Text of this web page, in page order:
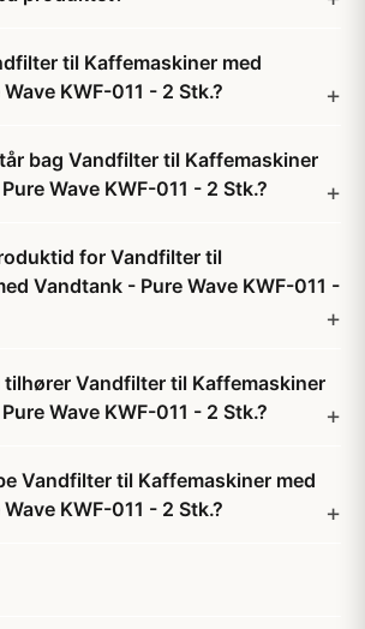
til Kaffemaskiner med
KWF-011 - 2 Stk.?
bag Vandfilter til Kaffemaskiner
Wave KWF-011 - 2 Stk.?
for Vandfilter til
Vandtank - Pure Wave KWF-011 -
Vandfilter til Kaffemaskiner
Wave KWF-011 - 2 Stk.?
Vandfilter til Kaffemaskiner med
KWF-011 - 2 Stk.?